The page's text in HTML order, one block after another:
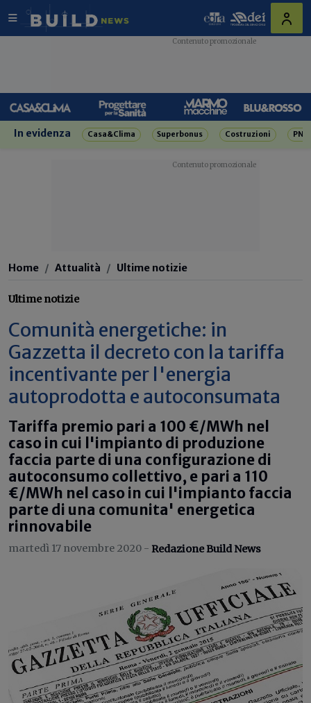
In evidenza Casa&Clima Superbonus Costruzioni
Home Attualità Ultime notizie
Ultime notizie
Comunità energetiche: in
Gazzetta il decreto con la tariffa
incentivante per l'energia
autoprodotta e autoconsumata
Tariffa premio pari a 100 €/MWh nel
caso in cui l'impianto di produzione
faccia parte di una configurazione di
autoconsumo collettivo, e pari a 110
€/MWh nel caso in cui l'impianto faccia
parte di una comunita' energetica
rinnovabile
martedì 17 novembre 2020 - Redazione Build News